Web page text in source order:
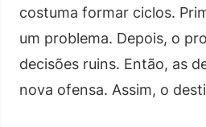
costuma formar ciclos.
um problema. Depois, o
decisões ruins. Então, as
nova ofensa. Assim, o